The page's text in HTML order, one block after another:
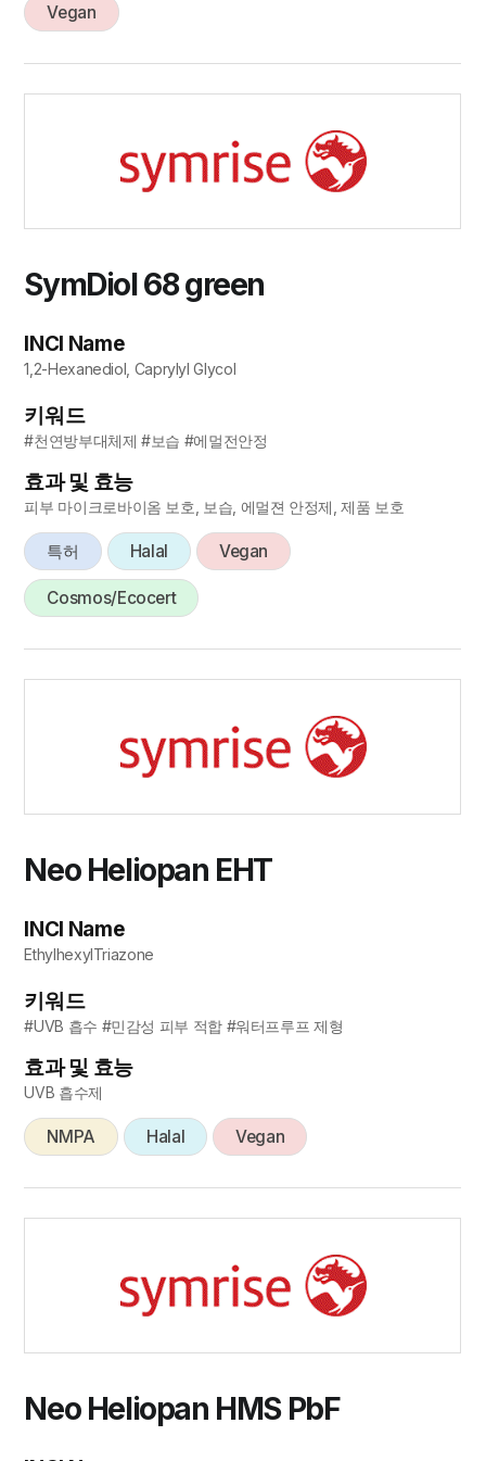
Vegan
SymDiol 68 green
INCI Name
1,2-Hexanediol, Caprylyl Glycol
키워드
#천연방부대체제 #보습 #에멀전안정
효과 및 효능
피부 마이크로바이옴 보호, 보습, 에멀젼 안정제, 제품 보호
특허 Halal Vegan
Cosmos/Ecocert
Neo Heliopan EHT
INCI Name
EthylhexylTriazone
키워드
#UVB 흡수 #민감성 피부 적합 #워터프루프 제형
효과 및 효능
UVB 흡수제
NMPA Halal Vegan
Neo Heliopan HMS PbF